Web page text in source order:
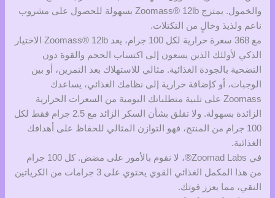
والخمول. يمتزج Zoomass® 12lb بسهولة للحصول على مشروب
ناعم ولذيذ وخالٍ من التكتلات.
مع 368 سعرة حرارية لكل 100 جرام، يعد Zoomass® 12lb الاختيار
الذكي لأولئك الذين يسعون إلى اكتساب الحجم والقوة دون
التضحية بالجودة الغذائية. مثالي للاستهلاك بعد التمرين، أو بين
الوجبات، أو كإضافة حرارية إلى نظامك الغذائي، يساعدك
Zoomass على تلبية متطلباتك اليومية من السعرات الحرارية
الزائدة بسهولة. ولا تقلق بشأن السكر الزائد مع 2.5 جرام فقط لكل
100 جرام من المنتج، فهو التوازن المثالي للحفاظ على أهدافك
الغذائية.
في Zoomad Labs®، لا نقوم بالأمور على مضض. كل 100 جرام
من هذا المكمل الغذائي القوي يحتوي على 3 جرامات من الكرياتين
النقي، مما يعزز قوتك.